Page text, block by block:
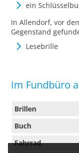
ein
In Allendorf, vor
Gegenstand
Lesebrille
Im Fundbüro
Brillen
Buch
Fahrrad